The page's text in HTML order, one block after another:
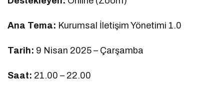
Ana Tema: Kurumsal İletişim Yönetimi 1.0
Tarih: 9 Nisan 2025 – Çarşamba
Saat: 21.00 – 22.00